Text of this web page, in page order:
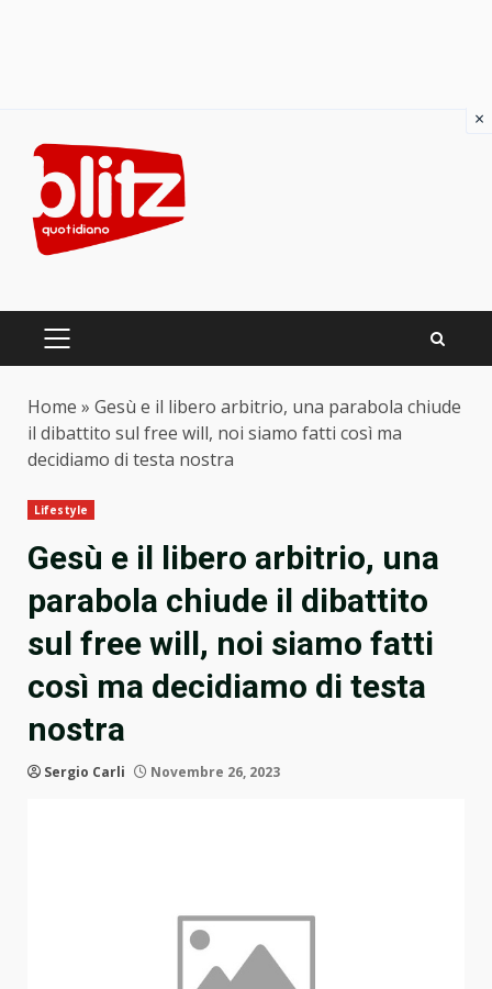
content
PRIMARY
Home » Gesù e il libero arbitrio, una parabola chiude
il dibattito sul free will, noi siamo fatti così ma
decidiamo di testa nostra
Lifestyle
Gesù e il libero arbitrio, una
parabola chiude il dibattito
sul free will, noi siamo fatti
così ma decidiamo di testa
nostra
Sergio Carli Novembre 26, 2023
×